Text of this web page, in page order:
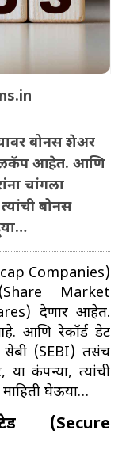
बोनस शेअर
आहेत. आणि
चांगला
बोनस
cap Companies)
Market
देणार आहेत.
आणि रेकॉर्ड डेट
सेबी (SEBI) तसंच
कंपन्या, त्यांची
माहिती घेऊया…
(Secure